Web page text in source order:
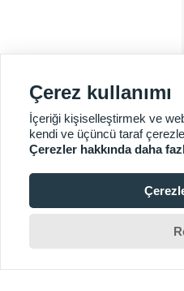
Çerez kullanımı
İçeriği kişiselleştirmek ve
kendi ve üçüncü taraf
Çerezler hakkında daha